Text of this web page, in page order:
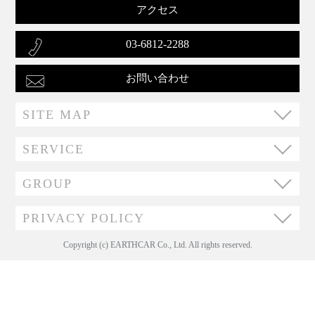
アクセス
03-6812-2288
お問い合わせ
SITE MAP
SERVICE
GROUP
PRIVACY POLICY
Copyright (c) EARTHCAR Co., Ltd. All rights reserved.